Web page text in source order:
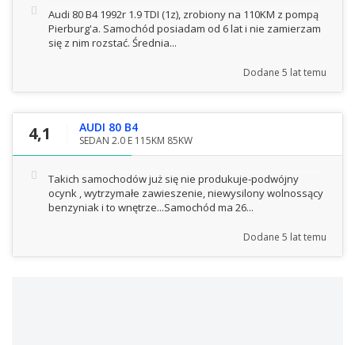
Audi 80 B4 1992r 1.9 TDI (1z), zrobiony na 110KM z pompą
Pierburg'a. Samochód posiadam od 6 lat i nie zamierzam
się z nim rozstać. Średnia...
Dodane 5 lat temu
4,1 AUDI 80 B4
SEDAN 2.0 E 115KM 85KW
Takich samochodów już się nie produkuje-podwójny
ocynk , wytrzymałe zawieszenie, niewysilony wolnossący
benzyniak i to wnętrze...Samochód ma 26...
Dodane 5 lat temu